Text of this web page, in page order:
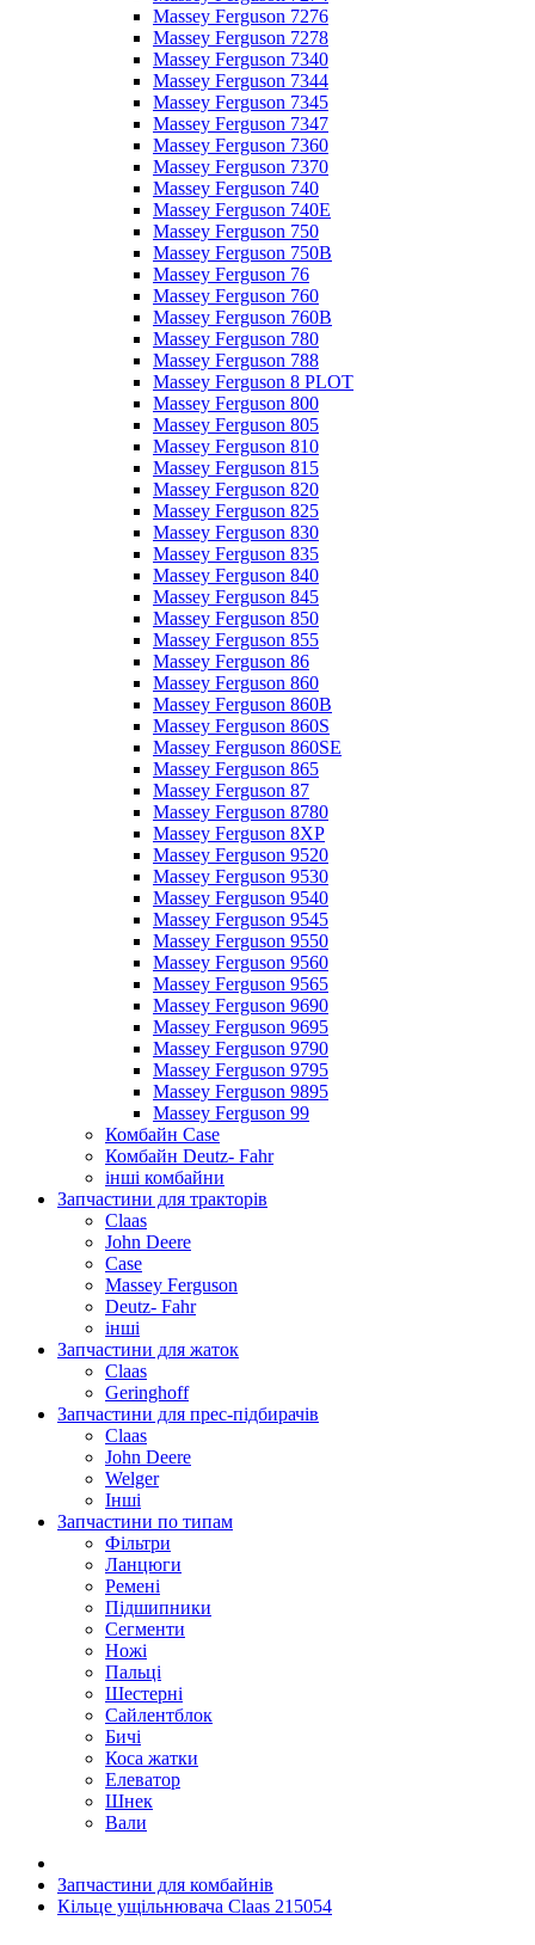
Massey Ferguson 7276
Massey Ferguson 7278
Massey Ferguson 7340
Massey Ferguson 7344
Massey Ferguson 7345
Massey Ferguson 7347
Massey Ferguson 7360
Massey Ferguson 7370
Massey Ferguson 740
Massey Ferguson 740E
Massey Ferguson 750
Massey Ferguson 750B
Massey Ferguson 76
Massey Ferguson 760
Massey Ferguson 760B
Massey Ferguson 780
Massey Ferguson 788
Massey Ferguson 8 PLOT
Massey Ferguson 800
Massey Ferguson 805
Massey Ferguson 810
Massey Ferguson 815
Massey Ferguson 820
Massey Ferguson 825
Massey Ferguson 830
Massey Ferguson 835
Massey Ferguson 840
Massey Ferguson 845
Massey Ferguson 850
Massey Ferguson 855
Massey Ferguson 86
Massey Ferguson 860
Massey Ferguson 860B
Massey Ferguson 860S
Massey Ferguson 860SE
Massey Ferguson 865
Massey Ferguson 87
Massey Ferguson 8780
Massey Ferguson 8XP
Massey Ferguson 9520
Massey Ferguson 9530
Massey Ferguson 9540
Massey Ferguson 9545
Massey Ferguson 9550
Massey Ferguson 9560
Massey Ferguson 9565
Massey Ferguson 9690
Massey Ferguson 9695
Massey Ferguson 9790
Massey Ferguson 9795
Massey Ferguson 9895
Massey Ferguson 99
Комбайн Case
Комбайн Deutz- Fahr
інші комбайни
Запчастини для тракторів
Claas
John Deere
Case
Massey Ferguson
Deutz- Fahr
інші
Запчастини для жаток
Claas
Geringhoff
Запчастини для прес-підбирачів
Claas
John Deere
Welger
Інші
Запчастини по типам
Фільтри
Ланцюги
Ремені
Підшипники
Сегменти
Ножі
Пальці
Шестерні
Сайлентблок
Бичі
Коса жатки
Елеватор
Шнек
Вали
Запчастини для комбайнів
Кільце ущільнювача Claas 215054